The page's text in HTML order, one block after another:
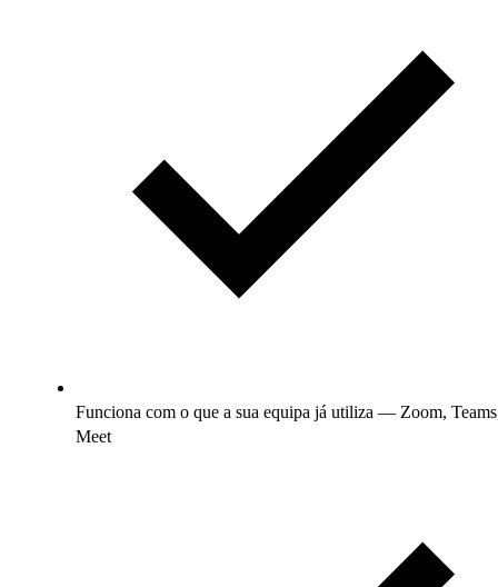
Funciona com o que a sua equipa já utiliza — Zoom,
Meet